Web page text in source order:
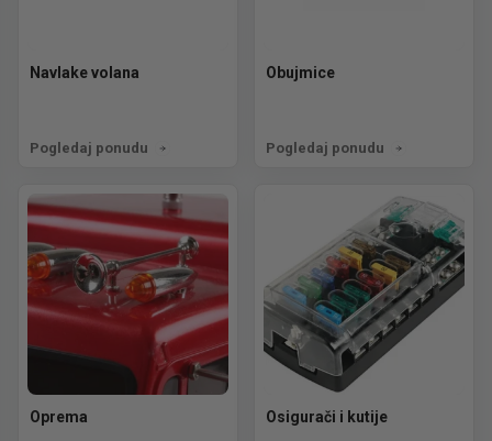
Navlake volana
Pogledaj ponudu
Obujmice
Pogledaj ponudu
Oprema Osigurači i kutije